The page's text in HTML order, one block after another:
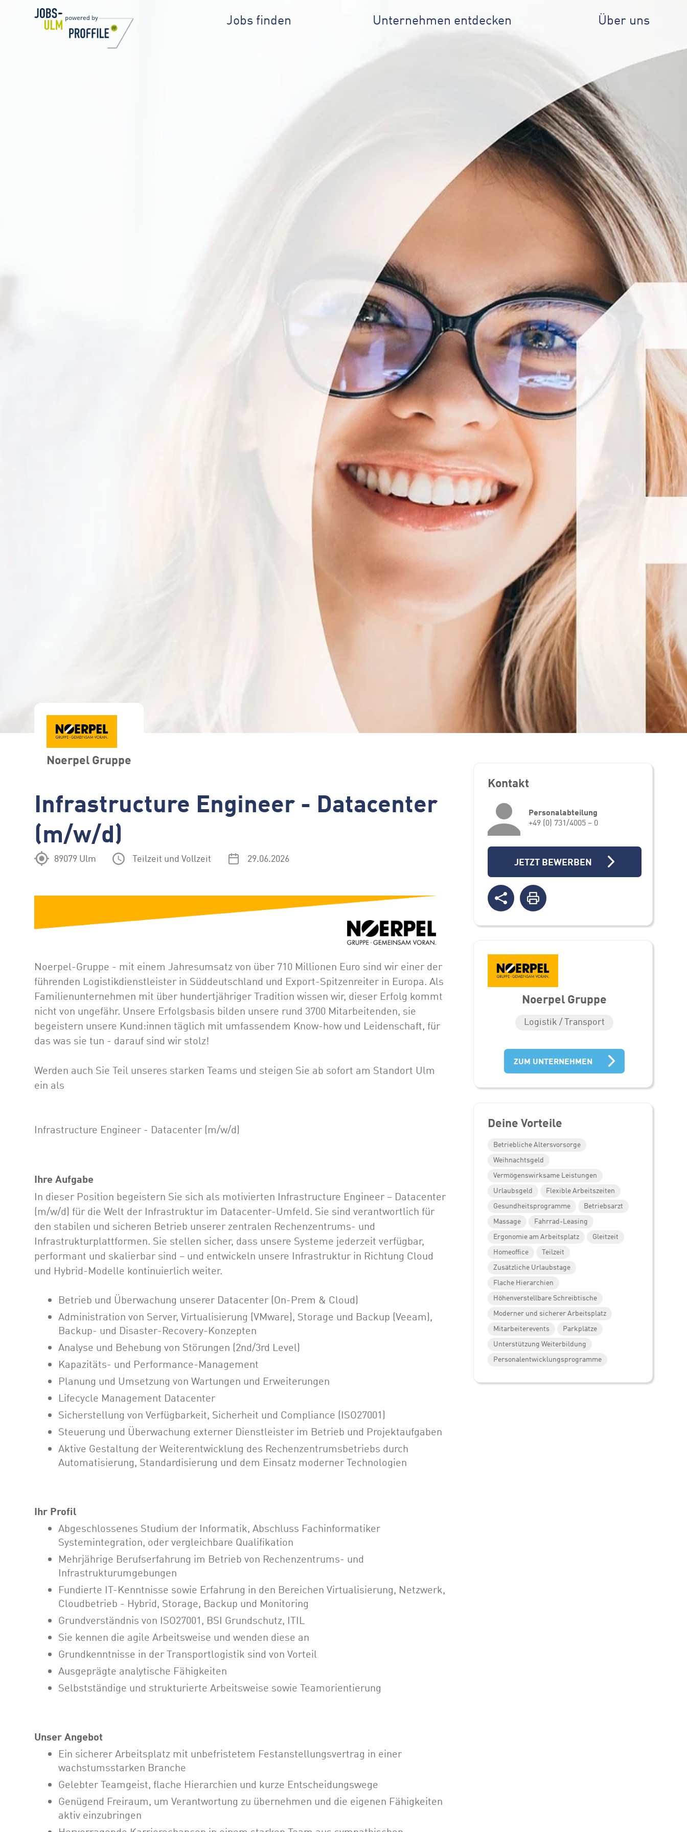
Jobs finden Unternehmen entdecken Über uns
Noerpel Gruppe
Infrastructure Engineer - Datacenter
(m/w/d)
89079 Ulm Teilzeit und Vollzeit 29.06.2026
Noerpel-Gruppe - mit einem Jahresumsatz von über 710 Millionen Euro sind wir einer der
führenden Logistikdienstleister in Süddeutschland und Export-Spitzenreiter in Europa. Als
Familienunternehmen mit über hundertjähriger Tradition wissen wir, dieser Erfolg kommt
nicht von ungefähr. Unsere Erfolgsbasis bilden unsere rund 3700 Mitarbeitenden, sie
begeistern unsere Kund:innen täglich mit umfassendem Know-how und Leidenschaft, für
das was sie tun - darauf sind wir stolz!
Werden auch Sie Teil unseres starken Teams und steigen Sie ab sofort am Standort Ulm
ein als
Infrastructure Engineer - Datacenter (m/w/d)
Ihre Aufgabe
In dieser Position begeistern Sie sich als motivierten Infrastructure Engineer – Datacenter
(m/w/d) für die Welt der Infrastruktur im Datacenter-Umfeld. Sie sind verantwortlich für
den stabilen und sicheren Betrieb unserer zentralen Rechenzentrums- und
Infrastrukturplattformen. Sie stellen sicher, dass unsere Systeme jederzeit verfügbar,
performant und skalierbar sind – und entwickeln unsere Infrastruktur in Richtung Cloud
und Hybrid-Modelle kontinuierlich weiter.
Betrieb und Überwachung unserer Datacenter (On-Prem & Cloud)
Administration von Server, Virtualisierung (VMware), Storage und Backup (Veeam),
Backup- und Disaster-Recovery-Konzepten
Analyse und Behebung von Störungen (2nd/3rd Level)
Kapazitäts- und Performance-Management
Planung und Umsetzung von Wartungen und Erweiterungen
Lifecycle Management Datacenter
Sicherstellung von Verfügbarkeit, Sicherheit und Compliance (ISO27001)
Steuerung und Überwachung externer Dienstleister im Betrieb und Projektaufgaben
Aktive Gestaltung der Weiterentwicklung des Rechenzentrumsbetriebs durch
Automatisierung, Standardisierung und dem Einsatz moderner Technologien
Ihr Profil
Abgeschlossenes Studium der Informatik, Abschluss Fachinformatiker
Systemintegration, oder vergleichbare Qualifikation
Mehrjährige Berufserfahrung im Betrieb von Rechenzentrums- und
Infrastrukturumgebungen
Fundierte IT-Kenntnisse sowie Erfahrung in den Bereichen Virtualisierung, Netzwerk,
Cloudbetrieb - Hybrid, Storage, Backup und Monitoring
Grundverständnis von ISO27001, BSI Grundschutz, ITIL
Sie kennen die agile Arbeitsweise und wenden diese an
Grundkenntnisse in der Transportlogistik sind von Vorteil
Ausgeprägte analytische Fähigkeiten
Selbstständige und strukturierte Arbeitsweise sowie Teamorientierung
Unser Angebot
Ein sicherer Arbeitsplatz mit unbefristetem Festanstellungsvertrag in einer
wachstumsstarken Branche
Gelebter Teamgeist, flache Hierarchien und kurze Entscheidungswege
Genügend Freiraum, um Verantwortung zu übernehmen und die eigenen Fähigkeiten
aktiv einzubringen
Kontakt
Personalabteilung
+49 (0) 731/4005 – 0
JETZT BEWERBEN
Noerpel Gruppe
Logistik / Transport
ZUM UNTERNEHMEN
Deine Vorteile
Betriebliche Altersvorsorge
Weihnachtsgeld
Vermögenswirksame Leistungen
Urlaubsgeld
Flexible Arbeitszeiten
Gesundheitsprogramme
Betriebsarzt
Massage
Fahrrad-Leasing
Ergonomie am Arbeitsplatz
Gleitzeit
Homeoffice
Teilzeit
Zusätzliche Urlaubstage
Flache Hierarchien
Höhenverstellbare Schreibtische
Moderner und sicherer Arbeitsplatz
Mitarbeiterevents
Parkplätze
Unterstützung Weiterbildung
Personalentwicklungsprogramme